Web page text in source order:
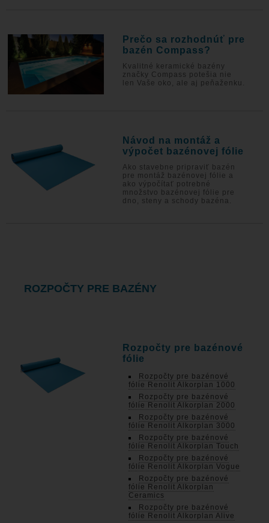
Prečo sa rozhodnúť pre
bazén Compass?
Kvalitné keramické bazény
značky Compass potešia nie
len Vaše oko, ale aj peňaženku.
Návod na montáž a
výpočet bazénovej fólie
Ako stavebne pripraviť bazén
pre montáž bazénovej fólie a
ako výpočítať potrebné
množstvo bazénovej fólie pre
dno, steny a schody bazéna.
ROZPOČTY PRE BAZÉNY
Rozpočty pre bazénové
fólie
Rozpočty pre bazénové
fólie Renolit Alkorplan 1000
Rozpočty pre bazénové
fólie Renolit Alkorplan 2000
Rozpočty pre bazénové
fólie Renolit Alkorplan 3000
Rozpočty pre bazénové
fólie Renolit Alkorplan Touch
Rozpočty pre bazénové
fólie Renolit Alkorplan Vogue
Rozpočty pre bazénové
fólie Renolit Alkorplan
Ceramics
Rozpočty pre bazénové
fólie Renolit Alkorplan Alive